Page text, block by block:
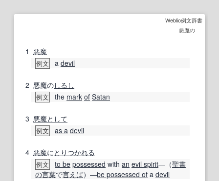
Weblio例文辞書
悪魔の
1 悪魔
例文 a devil
2 悪魔のしるし
例文 the mark of Satan
3 悪魔として
例文 as a devil
4 悪魔に とりつかれる
例文 to be possessed with an evil spirit―（聖書
の言葉で言えば）―be possessed of a devil